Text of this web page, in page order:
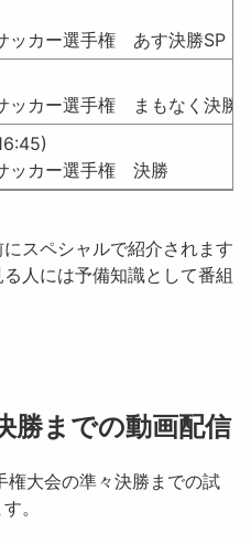
ッカー選手権 あす決勝SP
ッカー選手権 まもなく決勝
ッカー選手権 決勝
スペシャルで紹介されます
人には予備知識として番組
勝までの動画配信
大会の準々決勝までの試
。